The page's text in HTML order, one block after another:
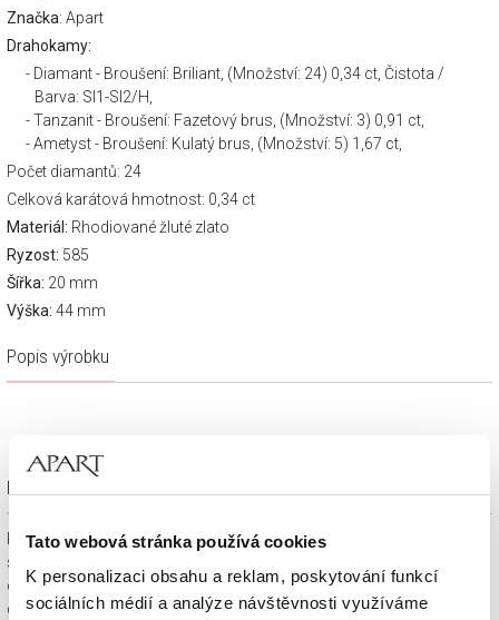
Tato webová stránka používá cookies
K personalizaci obsahu a reklam, poskytování funkcí
sociálních médií a analýze návštěvnosti využíváme
Značka: Apart
Drahokamy:
Diamant - Broušení: Briliant, (Množství: 24) 0,34 ct, Čistota /
Barva: SI1-SI2/H,
Tanzanit - Broušení: Fazetový brus, (Množství: 3) 0,91 ct,
Ametyst - Broušení: Kulatý brus, (Množství: 5) 1,67 ct,
Počet diamantů: 24
Celková karátová hmotnost: 0,34 ct
Materiál: Rhodiované žluté zlato
Ryzost: 585
Šířka: 20 mm
Výška: 44 mm
Popis výrobku
Dárkové balení zdarma
Klenotnické výrobky zakoupené na e-shopu Apart.cz obdržíte
spolu s dárkovou krabičkou a taštičkou – v závislosti na
objednaném sortimentu. Váš nákup se tak stane krásným
dárkem, který můžete bez dalších příprav věnovat svým